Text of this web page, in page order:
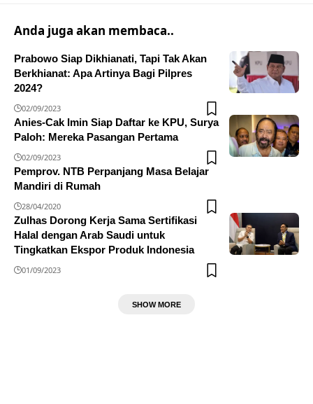
Anda juga akan membaca..
Prabowo Siap Dikhianati, Tapi Tak Akan
Berkhianat: Apa Artinya Bagi Pilpres
2024?
02/09/2023
Anies-Cak Imin Siap Daftar ke KPU, Surya
Paloh: Mereka Pasangan Pertama
02/09/2023
Pemprov. NTB Perpanjang Masa Belajar
Mandiri di Rumah
28/04/2020
Zulhas Dorong Kerja Sama Sertifikasi
Halal dengan Arab Saudi untuk
Tingkatkan Ekspor Produk Indonesia
01/09/2023
SHOW MORE